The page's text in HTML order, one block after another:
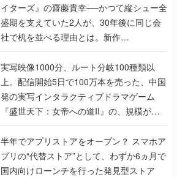
イターズ』の齋藤貴幸──かつて縦シュー全
盛期を支えていた2人が、30年後に同じ会
社で机を並べる理由とは。新作
『TATSUJIN EXTREME』で初タッグを組
んだレジェンド2人に訊く開発秘話
実写映像1000分、ルート分岐100種類以
上。配信開始5日で100万本を売った、中国
発の実写インタラクティブドラマゲーム
『盛世天下：女帝への道II』の、規模が違
うこだわりをプロデューサーに聞いた
半年でアプリストアをオープン？ スマホア
プリの“代替ストア”として、わずか6ヵ月で
国内向けローンチを行った発見型ストア